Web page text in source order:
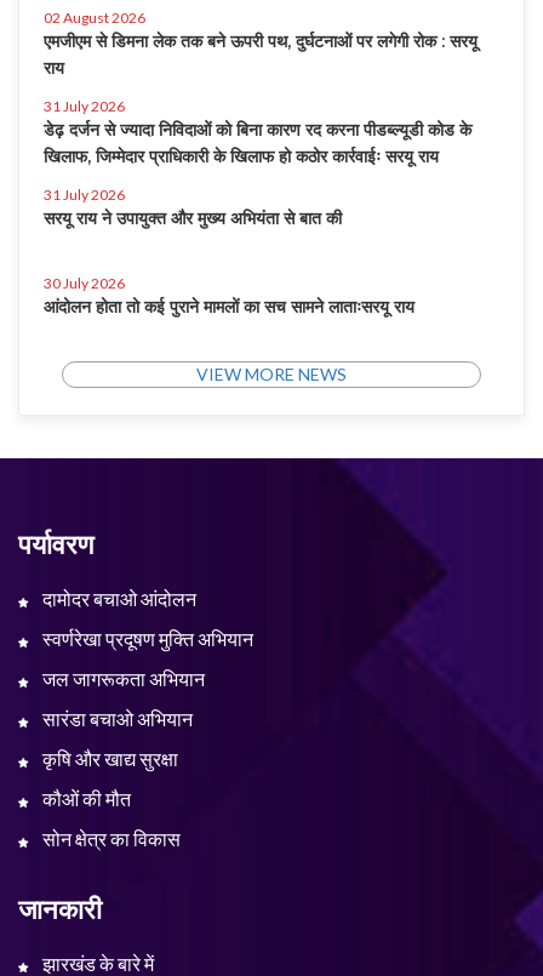
02 August 2026
एमजीएम से डिमना लेक तक बने ऊपरी पथ, दुर्घटनाओं पर लगेगी रोक : सरयू
राय
31 July 2026
डेढ़ दर्जन से ज्यादा निविदाओं को बिना कारण रद करना पीडब्ल्यूडी कोड के
खिलाफ, जिम्मेदार प्राधिकारी के खिलाफ हो कठोर कार्रवाईः सरयू राय
31 July 2026
सरयू राय ने उपायुक्त और मुख्य अभियंता से बात की
30 July 2026
आंदोलन होता तो कई पुराने मामलों का सच सामने लाताःसरयू राय
VIEW MORE NEWS
पर्यावरण
दामोदर बचाओ आंदोलन
स्वर्णरेखा प्रदूषण मुक्ति अभियान
जल जागरूकता अभियान
सारंडा बचाओ अभियान
कृषि और खाद्य सुरक्षा
कौओं की मौत
सोन क्षेत्र का विकास
जानकारी
झारखंड के बारे में